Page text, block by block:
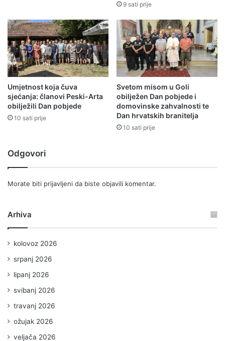
9 sati prije
Umjetnost koja čuva
sjećanja: članovi Peski-Arta
obilježili Dan pobjede
10 sati prije
Svetom misom u Goli
obilježen Dan pobjede i
domovinske zahvalnosti te
Dan hrvatskih branitelja
10 sati prije
Odgovori
Morate biti prijavljeni da biste objavili komentar.
Arhiva
kolovoz 2026
srpanj 2026
lipanj 2026
svibanj 2026
travanj 2026
ožujak 2026
veljača 2026